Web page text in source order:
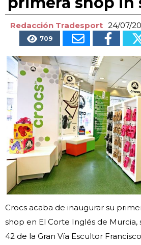
Redacción Tradesport 24/07/
709
Crocs acaba de inaugurar su
shop en El Corte Inglés de
42 de la Gran Vía Escultor